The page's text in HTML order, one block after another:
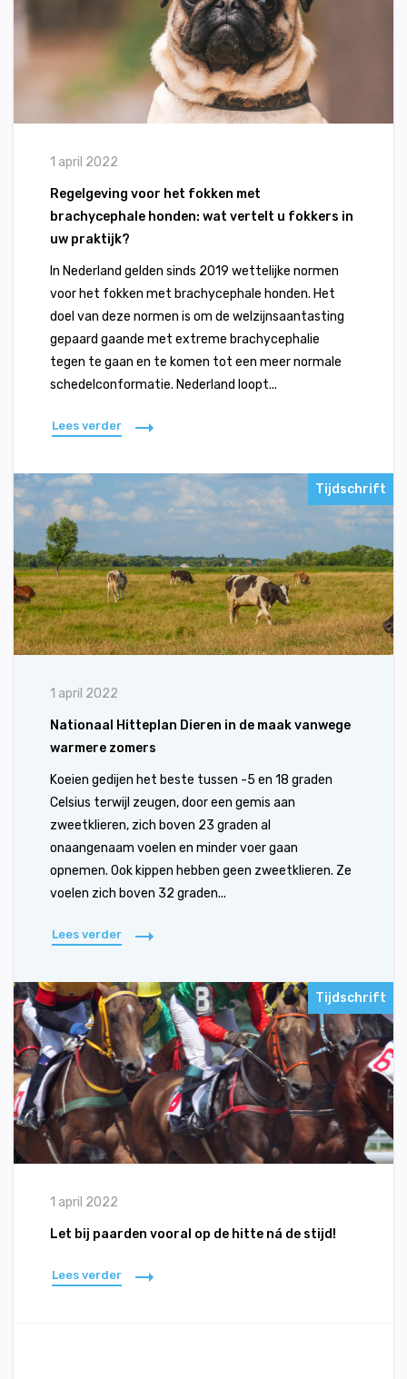
1 april 2022
Regelgeving voor het fokken met
brachycephale honden: wat vertelt u fokkers in
uw praktijk?
In Nederland gelden sinds 2019 wettelijke normen
voor het fokken met brachycephale honden. Het
doel van deze normen is om de welzijnsaantasting
gepaard gaande met extreme brachycephalie
tegen te gaan en te komen tot een meer normale
schedelconformatie. Nederland loopt...
Lees verder
Tijdschrift
1 april 2022
Nationaal Hitteplan Dieren in de maak vanwege
warmere zomers
Koeien gedijen het beste tussen -5 en 18 graden
Celsius terwijl zeugen, door een gemis aan
zweetklieren, zich boven 23 graden al
onaangenaam voelen en minder voer gaan
opnemen. Ook kippen hebben geen zweetklieren. Ze
voelen zich boven 32 graden...
Lees verder
Tijdschrift
1 april 2022
Let bij paarden vooral op de hitte ná de stijd!
Lees verder